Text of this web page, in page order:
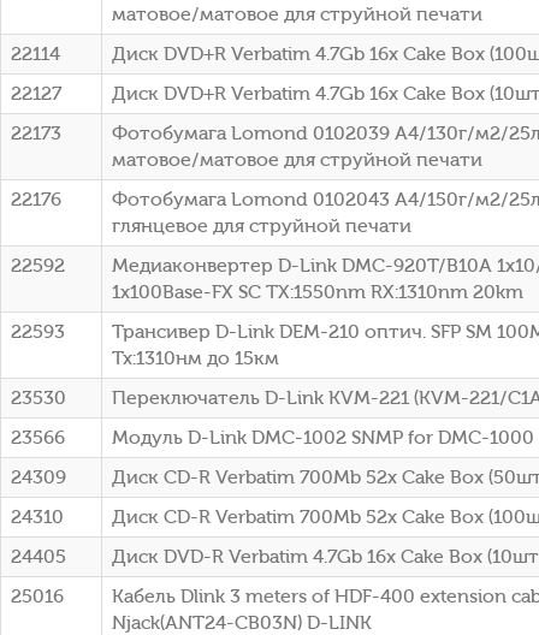
матовое/матовое для струйной печати
22114
Диск DVD+R Verbatim 4.7Gb 16x Cake Box
22127
Диск DVD+R Verbatim 4.7Gb 16x Cake Box
22173
Фотобумага Lomond 0102039 A4/130г/м2/
матовое/матовое для струйной печати
22176
Фотобумага Lomond 0102043 A4/150г/м2/
глянцевое для струйной печати
22592
Медиаконвертер D-Link DMC-920T/B10A
1x100Base-FX SC ТХ:1550nm RX:1310nm 20km
22593
Трансивер D-Link DEM-210 оптич. SFP SM
Tx:1310нм до 15км
23530
Переключатель D-Link KVM-221 (KVM-221/
23566
Модуль D-Link DMC-1002 SNMP for DMC-1000
24309
Диск CD-R Verbatim 700Mb 52x Cake Box
24310
Диск CD-R Verbatim 700Mb 52x Cake Box
24405
Диск DVD-R Verbatim 4.7Gb 16x Cake Box
25016
Кабель Dlink 3 meters of HDF-400 extension
Njack(ANT24-CB03N) D-LINK